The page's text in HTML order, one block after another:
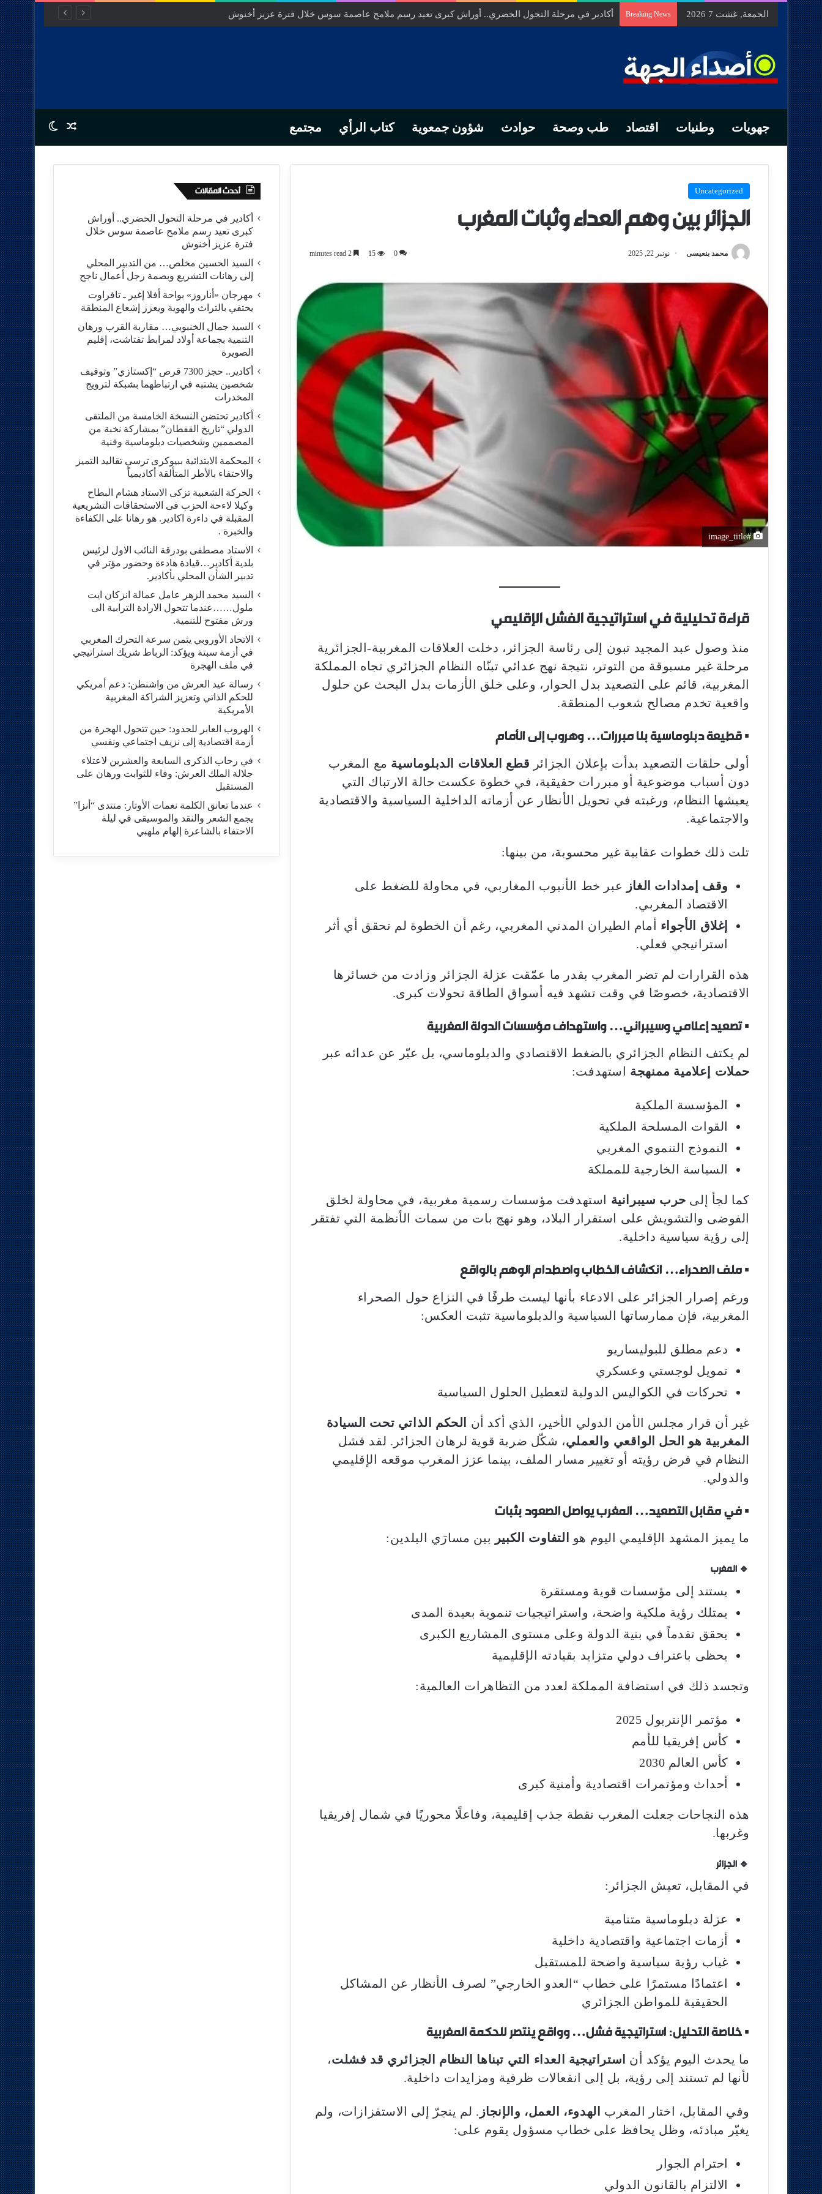
الجمعة, غشت 7 2026 Breaking News السيد الحسين مخلص… من التدبير المحلي إلى رهانات التشريع وبصمة رجل أعمال ناجح
جهويات وطنيات اقتصاد طب وصحة حوادث شؤون جمعوية كتاب الرأي مجتمع Random Article
Switch skin
Uncategorized
الجزائر بين وهم العداء وثبات المغرب
محمد بنعيسى نونبر 22, 2025 0
15
#image_title
قراءة تحليلية في استراتيجية الفشل الإقليمي
منذ وصول عبد المجيد تبون إلى رئاسة الجزائر، دخلت العلاقات المغربية-الجزائرية
مرحلة غير مسبوقة من التوتر، نتيجة نهج عدائي تبنّاه النظام الجزائري تجاه المملكة
المغربية، قائم على التصعيد بدل الحوار، وعلى خلق الأزمات بدل البحث عن حلول
واقعية تخدم مصالح شعوب المنطقة.
▪︎ قطيعة دبلوماسية بلا مبررات… وهروب إلى الأمام
أولى حلقات التصعيد بدأت بإعلان الجزائر قطع العلاقات الدبلوماسية مع المغرب
دون أسباب موضوعية أو مبررات حقيقية، في خطوة عكست حالة الارتباك التي
يعيشها النظام، ورغبته في تحويل الأنظار عن أزماته الداخلية السياسية والاقتصادية
والاجتماعية.
تلت ذلك خطوات عقابية غير محسوبة، من بينها:
وقف إمدادات الغاز
عبر خط الأنبوب المغاربي، في محاولة للضغط على
الاقتصاد المغربي.
إغلاق الأجواء أمام الطيران المدني المغربي، رغم أن الخطوة لم تحقق أي أثر
استراتيجي فعلي.
هذه القرارات لم تضر المغرب بقدر ما عمّقت عزلة الجزائر وزادت من خسائرها
الاقتصادية، خصوصًا في وقت تشهد فيه أسواق الطاقة تحولات كبرى.
▪︎تصعيد إعلامي وسيبراني… واستهداف مؤسسات الدولة المغربية
لم يكتف النظام الجزائري بالضغط الاقتصادي والدبلوماسي، بل عبّر عن عدائه عبر
حملات إعلامية ممنهجة استهدفت:
المؤسسة الملكية
القوات المسلحة الملكية
النموذج التنموي المغربي
السياسة الخارجية للمملكة
كما لجأ إلى حرب سيبرانية استهدفت مؤسسات رسمية مغربية، في محاولة لخلق
الفوضى والتشويش على استقرار البلاد، وهو نهج بات من سمات الأنظمة التي تفتقر
إلى رؤية سياسية داخلية.
▪︎ ملف الصحراء… انكشاف الخطاب واصطدام الوهم بالواقع
ورغم إصرار الجزائر على الادعاء بأنها ليست طرفًا في النزاع حول الصحراء
المغربية، فإن ممارساتها السياسية والدبلوماسية تثبت العكس:
دعم مطلق للبوليساريو
تمويل لوجستي وعسكري
تحركات في الكواليس الدولية لتعطيل الحلول السياسية
غير أن قرار مجلس الأمن الدولي الأخير، الذي أكد أن
الحكم الذاتي تحت السيادة
المغربية هو الحل الواقعي والعملي، شكّل ضربة قوية لرهان الجزائر. لقد فشل
النظام في فرض رؤيته أو تغيير مسار الملف، بينما عزز المغرب موقعه الإقليمي
والدولي.
▪︎ في مقابل التصعيد… المغرب يواصل الصعود بثبات
ما يميز المشهد الإقليمي اليوم هو التفاوت الكبير بين مسارَي البلدين:
🔹 المغرب
يستند إلى مؤسسات قوية ومستقرة
يمتلك رؤية ملكية واضحة، واستراتيجيات تنموية بعيدة المدى
يحقق تقدماً في بنية الدولة وعلى مستوى المشاريع الكبرى
يحظى باعتراف دولي متزايد بقيادته الإقليمية
وتجسد ذلك في استضافة المملكة لعدد من التظاهرات العالمية:
مؤتمر الإنتربول 2025
كأس إفريقيا للأمم
كأس العالم 2030
أحداث ومؤتمرات اقتصادية وأمنية كبرى
هذه النجاحات جعلت المغرب نقطة جذب إقليمية، وفاعلًا محوريًا في شمال إفريقيا
وغربها.
🔹 الجزائر
في المقابل، تعيش الجزائر:
عزلة دبلوماسية متنامية
أزمات اجتماعية واقتصادية داخلية
غياب رؤية سياسية واضحة للمستقبل
اعتمادًا مستمرًا على خطاب “العدو الخارجي” لصرف الأنظار عن المشاكل
الحقيقية للمواطن الجزائري
▪︎ خلاصة التحليل: استراتيجية فشل… وواقع ينتصر للحكمة المغربية
ما يحدث اليوم يؤكد أن استراتيجية العداء التي تبناها النظام الجزائري قد فشلت،
لأنها لم تستند إلى رؤية، بل إلى انفعالات ظرفية ومزايدات داخلية.
وفي المقابل، اختار المغرب الهدوء، العمل، والإنجاز . لم ينجرّ إلى الاستفزازات، ولم
يغيّر مبادئه، وظل يحافظ على خطاب مسؤول يقوم على:
احترام الجوار
الالتزام بالقانون الدولي
أحدث المقالات
أكادير في مرحلة التحول الحضري.. أوراش
كبرى تعيد رسم ملامح عاصمة سوس خلال
فترة عزيز أخنوش
السيد الحسين مخلص… من التدبير المحلي
إلى رهانات التشريع وبصمة رجل أعمال ناجح
مهرجان «أناروز» بواحة أفلا إغير ـ تافراوت
يحتفي بالتراث والهوية ويعزز إشعاع المنطقة
السيد جمال الخنبوبي… مقاربة القرب ورهان
التنمية بجماعة أولاد لمرابط تفتاشت، إقليم
الصويرة
أكادير.. حجز 7300 قرص “إكستازي” وتوقيف
شخصين يشتبه في ارتباطهما بشبكة لترويج
المخدرات
أكادير تحتضن النسخة الخامسة من الملتقى
الدولي “تاريخ القفطان” بمشاركة نخبة من
المصممين وشخصيات دبلوماسية وفنية
المحكمة الابتدائية ببيوكرى ترسي تقاليد التميز
والاحتفاء بالأطر المتألقة أكاديمياً
الحركة الشعبية تزكى الاستاد هشام البطاح
وكيلا لاءحة الحزب فى الاستحقاقات التشريعية
المقبلة في داءرة اكادير. هو رهانا على الكفاءة
والخبرة .
الاستاد مصطفى بودرقة النائب الاول لرئيس
بلدية أكادير…قيادة هادءة وحضور مؤتر في
تدبير الشأن المحلي بأكادير.
السيد محمد الزهر عامل عمالة انزكان ايت
ملول……عندما تتحول الارادة الترابية الى
ورش مفتوح للتنمية.
الاتحاد الأوروبي يثمن سرعة التحرك المغربي
في أزمة سبتة ويؤكد: الرباط شريك استراتيجي
في ملف الهجرة
رسالة عيد العرش من واشنطن: دعم أمريكي
للحكم الذاتي وتعزيز الشراكة المغربية
الأمريكية
​الهروب العابر للحدود: حين تتحول الهجرة من
أزمة اقتصادية إلى نزيف اجتماعي ونفسي
في رحاب الذكرى السابعة والعشرين لاعتلاء
جلالة الملك العرش: وفاء للثوابت ورهان على
المستقبل
​عندما تعانق الكلمة نغمات الأوتار: منتدى “أنزا”
يجمع الشعر والنقد والموسيقى في ليلة
الاحتفاء بالشاعرة إلهام ملهبي